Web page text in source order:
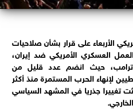
الأربعاء على قرار بشأن صلاحيات
العسكري الأمريكي ضد إيران،
ترامب، حيث انضم عدد قليل من
لإنهاء الحرب المستمرة منذ أكثر
تغييرا جذريا في المشهد السياسي